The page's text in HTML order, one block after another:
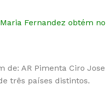
Fernandez obtém
AR Pimenta Ciro Jose
três países distintos.